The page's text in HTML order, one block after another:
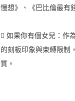
慢想》、《巴比倫最有
 如果你有個女兒：作
的刻板印象與束縛限制
質。